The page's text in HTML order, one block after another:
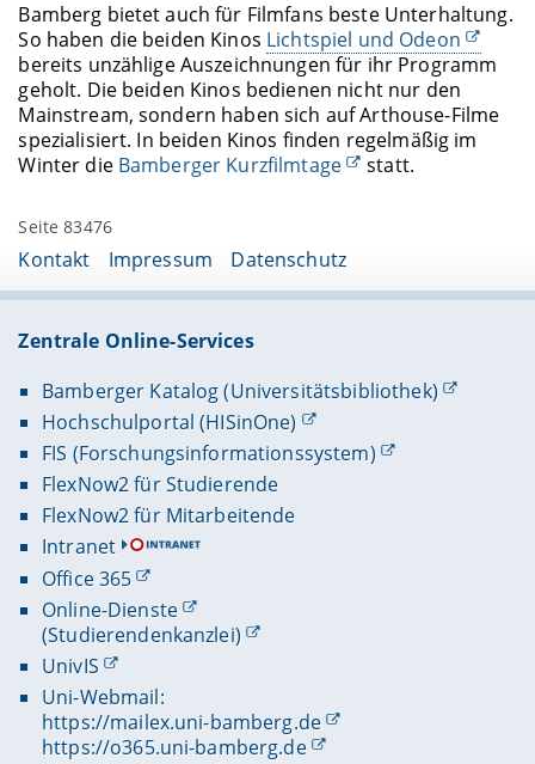
Bamberg bietet auch für Filmfans beste Unterhaltung.
So haben die beiden Kinos Lichtspiel und Odeon
bereits unzählige Auszeichnungen für ihr Programm
geholt. Die beiden Kinos bedienen nicht nur den
Mainstream, sondern haben sich auf Arthouse-Filme
spezialisiert. In beiden Kinos finden regelmäßig im
Winter die Bamberger Kurzfilmtage statt.
Seite 83476
Kontakt Impressum Datenschutz
Zentrale Online-Services
Bamberger Katalog (Universitätsbibliothek)
Hochschulportal (HISinOne)
FIS (Forschungsinformationssystem)
FlexNow2 für Studierende
FlexNow2 für Mitarbeitende
Intranet
Office 365
Online-Dienste
(Studierendenkanzlei)
UnivIS
Uni-Webmail:
https://mailex.uni-bamberg.de
https://o365.uni-bamberg.de